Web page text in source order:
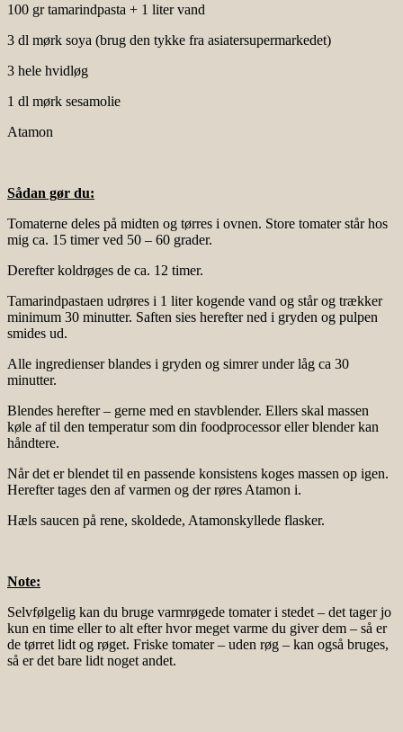
100 gr tamarindpasta + 1 liter vand
3 dl mørk soya (brug den tykke fra asiatersupermarkedet)
3 hele hvidløg
1 dl mørk sesamolie
Atamon
Sådan gør du:
Tomaterne deles på midten og tørres i ovnen. Store tomater står hos
mig ca. 15 timer ved 50 – 60 grader.
Derefter koldrøges de ca. 12 timer.
Tamarindpastaen udrøres i 1 liter kogende vand og står og trækker
minimum 30 minutter. Saften sies herefter ned i gryden og pulpen
smides ud.
Alle ingredienser blandes i gryden og simrer under låg ca 30
minutter.
Blendes herefter – gerne med en stavblender. Ellers skal massen
køle af til den temperatur som din foodprocessor eller blender kan
håndtere.
Når det er blendet til en passende konsistens koges massen op igen.
Herefter tages den af varmen og der røres Atamon i.
Hæls saucen på rene, skoldede, Atamonskyllede flasker.
Note:
Selvfølgelig kan du bruge varmrøgede tomater i stedet – det tager jo
kun en time eller to alt efter hvor meget varme du giver dem – så er
de tørret lidt og røget. Friske tomater – uden røg – kan også bruges,
så er det bare lidt noget andet.